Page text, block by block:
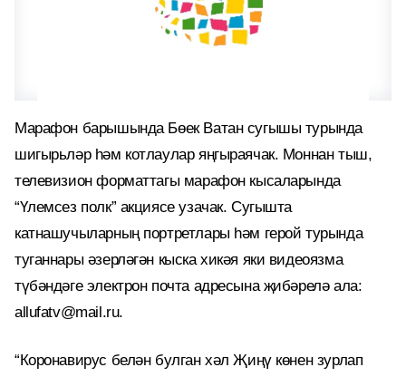
Марафон барышында Бөек Ватан сугышы турында
шигырьләр һәм котлаулар яңгыраячак. Моннан тыш,
телевизион форматтагы марафон кысаларында
“Үлемсез полк” акциясе узачак. Сугышта
катнашучыларның портретлары һәм герой турында
туганнары әзерләгән кыска хикәя яки видеоязма
түбәндәге электрон почта адресына җибәрелә ала:
allufatv@mail.ru.
“Коронавирус белән булган хәл Җиңү көнен зурлап